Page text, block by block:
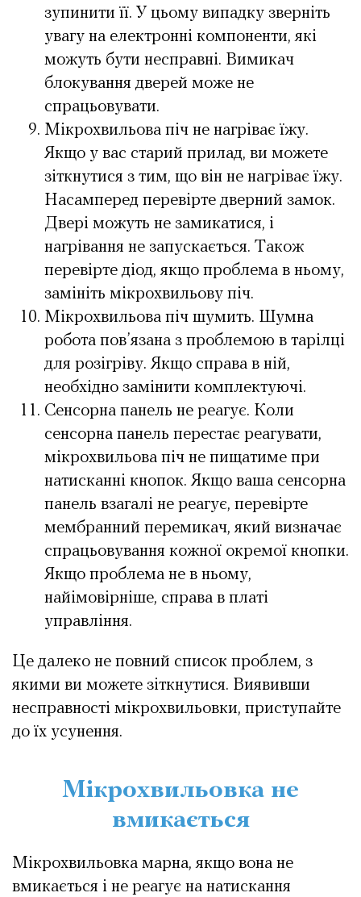
зупинити її. У цьому випадку зверніть
увагу на електронні компоненти, які
можуть бути несправні. Вимикач
блокування дверей може не
спрацьовувати.
Мікрохвильова піч не нагріває їжу.
Якщо у вас старий прилад, ви можете
зіткнутися з тим, що він не нагріває їжу.
Насамперед перевірте дверний замок.
Двері можуть не замикатися, і
нагрівання не запускається. Також
перевірте діод, якщо проблема в ньому,
замініть мікрохвильову піч.
Мікрохвильова піч шумить. Шумна
робота пов’язана з проблемою в тарілці
для розігріву. Якщо справа в ній,
необхідно замінити комплектуючі.
Сенсорна панель не реагує. Коли
сенсорна панель перестає реагувати,
мікрохвильова піч не пищатиме при
натисканні кнопок. Якщо ваша сенсорна
панель взагалі не реагує, перевірте
мембранний перемикач, який визначає
спрацьовування кожної окремої кнопки.
Якщо проблема не в ньому,
найімовірніше, справа в платі
управління.
Це далеко не повний список проблем, з
якими ви можете зіткнутися. Виявивши
несправності мікрохвильовки, приступайте
до їх усунення.
Мікрохвильовка не
вмикається
Мікрохвильовка марна, якщо вона не
вмикається і не реагує на натискання